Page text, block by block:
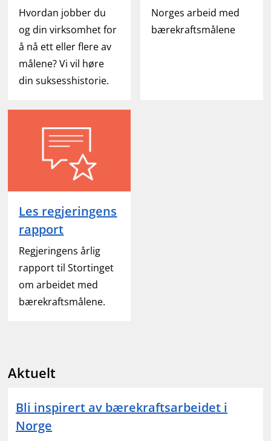
Hvordan jobber du
og din virksomhet for
å nå ett eller flere av
målene? Vi vil høre
din suksesshistorie.
Norges arbeid med
bærekraftsmålene
Les regjeringens
rapport
Regjeringens årlig
rapport til Stortinget
om arbeidet med
bærekraftsmålene.
Aktuelt
Bli inspirert av bærekraftsarbeidet i
Norge